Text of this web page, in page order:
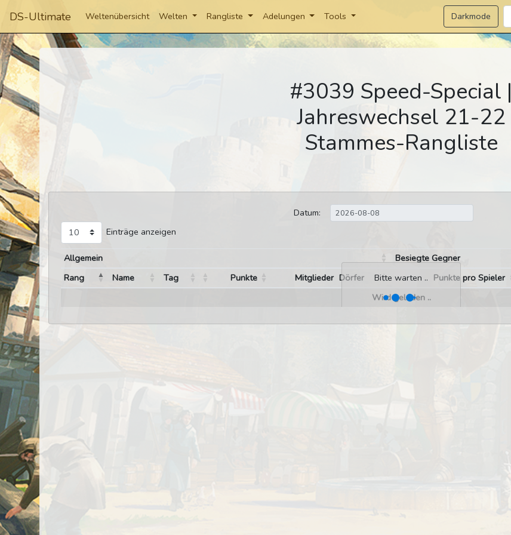
DS-Ultimate Weltenübersicht Welten Rangliste Adelungen Tools Darkmode
#3039 Speed-Special |
Jahreswechsel 21-22
Stammes-Rangliste
Datum:
Einträge anzeigen
Bitte warten ..
Allgemein
Besiegte Gegner
Rang
Name Tag Punkte Mitglieder Dörfer Punkte pro Spieler
Wird geladen ..